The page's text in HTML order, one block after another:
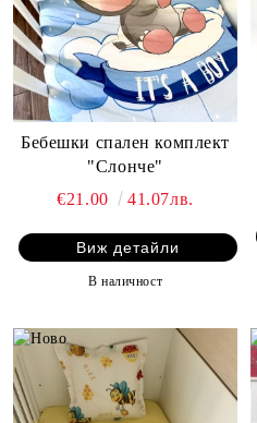
Бебешки спален комплект
"Слонче"
€21.00
41.07лв.
Виж детайли
В наличност